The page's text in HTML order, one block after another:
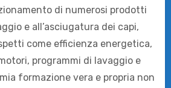
di numerosi prodotti
e all’asciugatura dei capi,
come efficienza energetica,
programmi di lavaggio e
formazione vera e propria non